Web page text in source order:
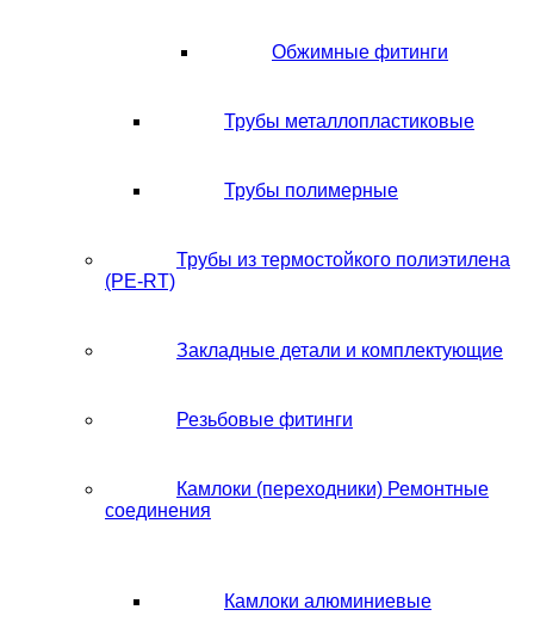
Обжимные фитинги
Трубы металлопластиковые
Трубы полимерные
Трубы из термостойкого полиэтилена
(PE-RT)
Закладные детали и комплектующие
Резьбовые фитинги
Камлоки (переходники) Ремонтные
соединения
Камлоки алюминиевые